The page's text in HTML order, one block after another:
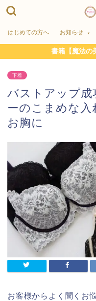
はじめての方へ お知らせ
書籍【魔法の
下着
バストアップ成
ーのこまめな入
お胸に
お客様からよく聞くお